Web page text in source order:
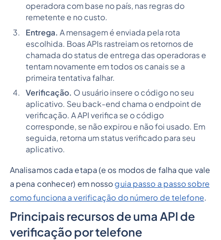
operadora com base no país, nas regras do
remetente e no custo.
Entrega. A mensagem é enviada pela rota
escolhida. Boas APIs rastreiam os retornos de
chamada do status de entrega das operadoras e
tentam novamente em todos os canais se a
primeira tentativa falhar.
Verificação. O usuário insere o código no seu
aplicativo. Seu back-end chama o endpoint de
verificação. A API verifica se o código
corresponde, se não expirou e não foi usado. Em
seguida, retorna um status verificado para seu
aplicativo.
Analisamos cada etapa (e os modos de falha que vale
a pena conhecer) em nosso guia passo a passo sobre
como funciona a verificação do número de telefone.
Principais recursos de uma API de
verificação por telefone